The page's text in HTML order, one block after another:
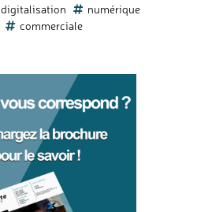
digitalisation
numérique
commerciale